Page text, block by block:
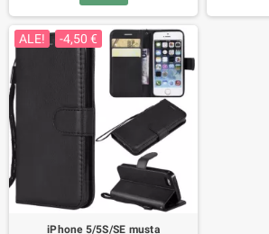
ALE! -4,50 €
iPhone 5/5S/SE musta